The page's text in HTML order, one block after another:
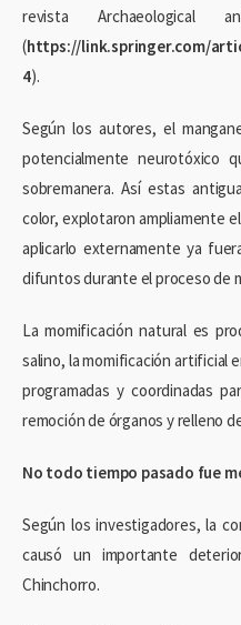
revista Archaeological
(https://link.springer.com/
4).
Según los autores, el
potencialmente neurotóxico
sobremanera. Así estas
color, explotaron ampliamente
aplicarlo externamente ya
difuntos durante el proceso de
La momificación natural es
salino, la momificación artificial
programadas y coordinadas
remoción de órganos y relleno
No todo tiempo pasado fue
Según los investigadores, la
causó un importante
Chinchorro.